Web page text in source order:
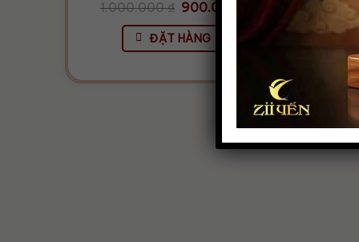
1.000.000₫ Giá
gốc
là:
1.000.000 ₫.
900.000
tại
là:
ĐẶT HÀNG